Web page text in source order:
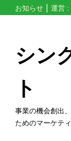
お知らせ 運営 :
シン
ト
事業の機会創出
ためのマーケテ